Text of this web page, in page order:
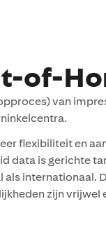
of-
van
flexibiliteit en
data is gerichte
internationaal.
zijn